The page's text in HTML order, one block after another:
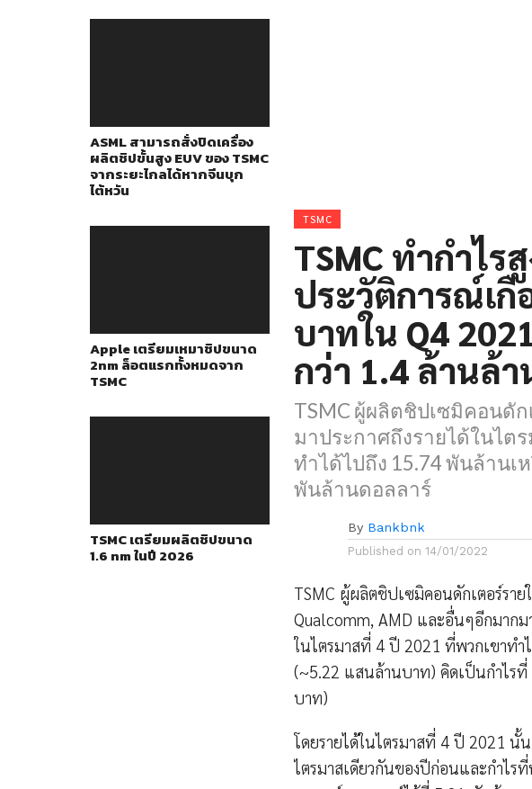
ASML สามารถสั่งปิดเครื่อง
ผลิตชิปขั้นสูง EUV ของ TSMC
จากระยะไกลได้หากจีนบุก
ไต้หวัน
Apple เตรียมเหมาชิปขนาด
2nm ล็อตแรกทั้งหมดจาก
TSMC
TSMC เตรียมผลิตชิปขนาด
1.6 nm ในปี 2026
TSMC
TSMC ทำกำไร
ประวัติการณ์เ
บาทใน Q4
กว่า 1.4 ล้านล้
TSMC ผู้ผลิตชิปเซมิคอนดั
มาประกาศถึงรายได้ในไต
ทำได้ไปถึง 15.74 พันล้านเ
พันล้านดอลลาร์
By Bankbnk
Published on 14/01/2022
TSMC ผู้ผลิตชิปเซมิคอนดักเตอร์รา
Qualcomm, AMD และอื่นๆอีกมากม
ในไตรมาสที่ 4 ปี 2021 ที่พวกเขาท
(~5.22 แสนล้านบาท) คิดเป็นกำไร
บาท)
โดยรายได้ในไตรมาสที่ 4 ปี 2021 นั้
ไตรมาสเดียวกันของปีก่อนและกำไร